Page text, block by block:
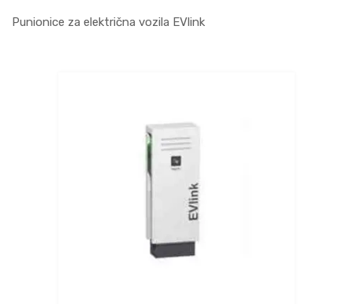
Punionice za električna vozila EVlink